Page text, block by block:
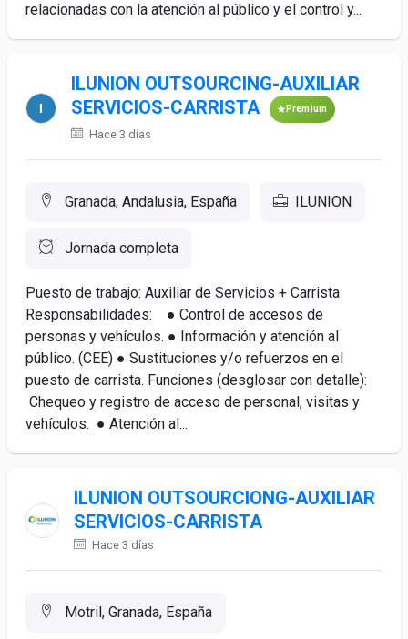
relacionadas con la atención al público y el control y...
ILUNION OUTSOURCING-AUXILIAR
SERVICIOS-CARRISTA
Premium
Hace 3 días
Granada, Andalusia, España ILUNION
Jornada completa
Puesto de trabajo: Auxiliar de Servicios + Carrista
Responsabilidades: ● Control de accesos de
personas y vehículos. ● Información y atención al
público. (CEE) ● Sustituciones y/o refuerzos en el
puesto de carrista. Funciones (desglosar con detalle):
Chequeo y registro de acceso de personal, visitas y
vehículos. ● Atención al...
ILUNION OUTSOURCIONG-AUXILIAR
SERVICIOS-CARRISTA
Hace 3 días
Motril, Granada, España